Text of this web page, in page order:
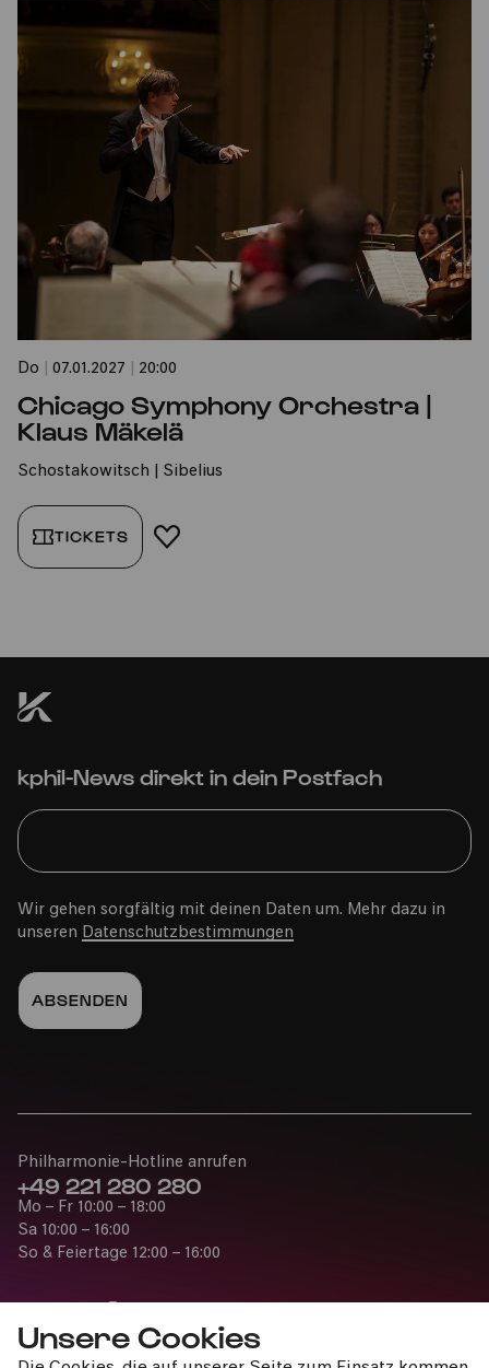
Unsere Cookies
Do 07.01.2027 20:00
Chicago Symphony Orchestra |
Klaus Mäkelä
Schostakowitsch | Sibelius
TICKETS FAVORIT HINZUFÜGEN
kphil-News direkt in dein Postfach
Wir gehen sorgfältig mit deinen Daten um. Mehr dazu in
unseren Datenschutzbestimmungen
Philharmonie-Hotline anrufen
+49 221 280 280
Mo – Fr 10:00 – 18:00
Sa 10:00 – 16:00
So & Feiertage 12:00 – 16:00